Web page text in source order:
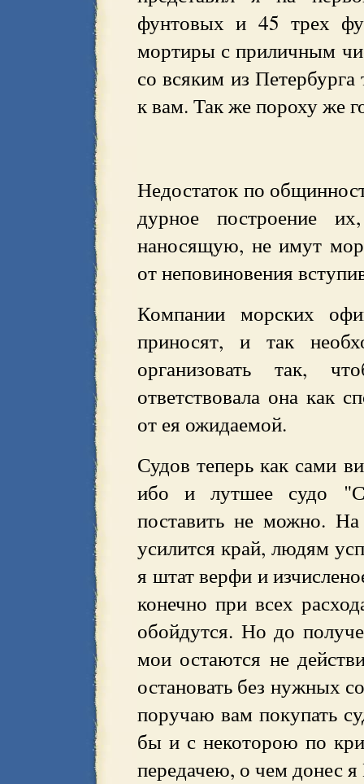
фунтовых и 45 трех
мортиры с приличным
со всяким из
к вам. Так же пороху же
Недостаток по
дурное построение
наносящую, не имут
от неповиновения
Компании морских
приносят, и так
организовать так,
ответствовала она как
от ея ожидаемой.
Судов теперь как сами
ибо и лутшее судо
поставить не можно.
усилится край, людям
я штат верфи и
конечно при всех
обойдутся. Но до
мои остаются не
остановать без нужных
поручаю вам покупать
бы и с некоторою по
передачею, о чем донес